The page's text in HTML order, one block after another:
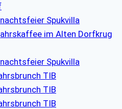
Spukvilla
im Alten Dorfkrug
Spukvilla
TIB
TIB
TIB